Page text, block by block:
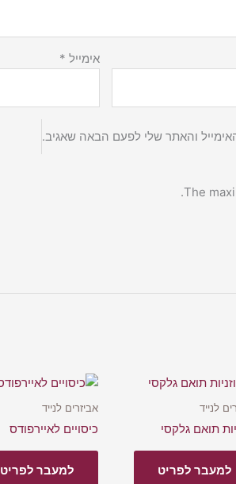
אימייל *
והאתר שלי לפעם הבאה שאגיב.
The
לנייד
תואם גלקסי
למעבר לפריט
אביזרים לנייד
כיסויים לאיירפודס
למעבר לפריט